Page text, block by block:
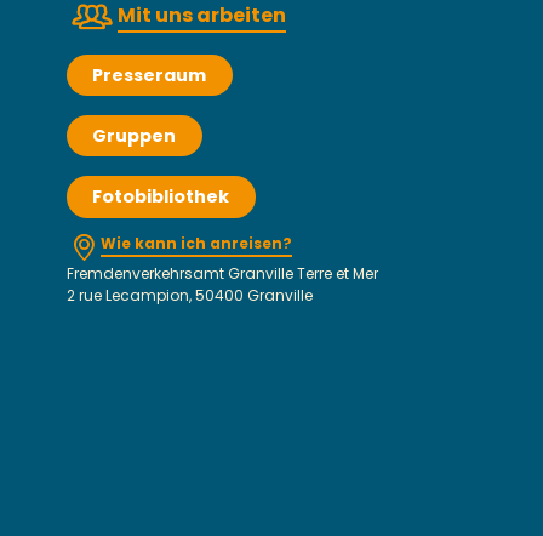
Mit uns arbeiten
Presseraum
Gruppen
Fotobibliothek
Wie kann ich anreisen?
Fremdenverkehrsamt Granville Terre et Mer
2 rue Lecampion, 50400 Granville